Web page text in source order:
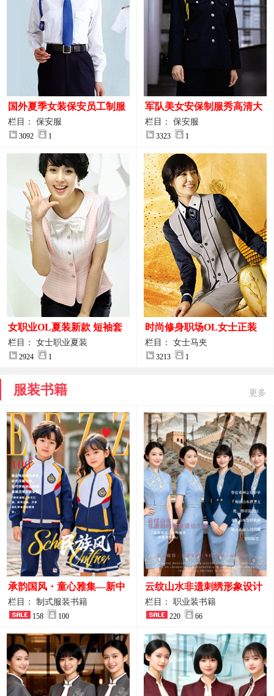
国外夏季女装保安员工制服
装大图
栏目： 保安服
3092 1
军队美女安保制服秀高清大
图
栏目： 保安服
3323 1
女职业OL夏装新款 短袖套
装女正装
栏目： 女士职业夏装
2924 1
时尚修身职场OL女士正装
马甲拍摄大图
栏目： 女士马夹
3213 1
服装书籍 更多
承韵国风・童心雅集—新中
式民族风小学与幼儿园全套
校服定制图鉴
栏目： 制式服装书籍
158 100
云纹山水非遗刺绣形象设计
工装｜会议礼仪接待人员制
服画册
栏目： 职业装书籍
220 66